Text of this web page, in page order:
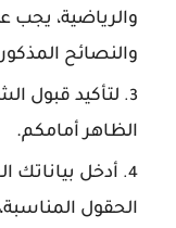
والرياضية، يجب
والنصائح
لتأكيد قبول
الظاهر أمامكم.
أدخل بياناتك
الحقول